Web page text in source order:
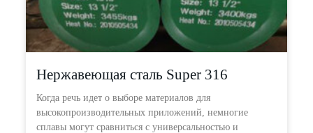
Нержавеющая сталь Super 316
Когда речь идет о выборе материалов для
высокопроизводительных приложений, немногие
сплавы могут сравниться с универсальностью и